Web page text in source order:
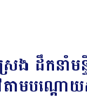
ដឹកនាំមន្ទី
ាមបណ្ដោយស